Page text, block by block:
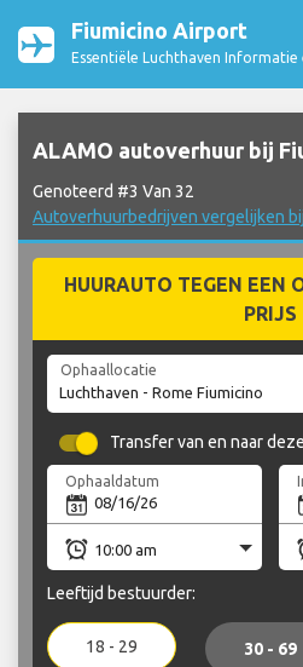
Fiumicino Airport
Essentiële Luchthaven Informatie
ALAMO autoverhuur bij
Genoteerd #3 Van 32
Autoverhuurbedrijven vergelijken
HUURAUTO TEGEN EEN
PRIJS
Ophaallocatie
Transfer van en naar
Ophaaldatum
Leeftijd bestuurder:
18 - 29 30 - 69